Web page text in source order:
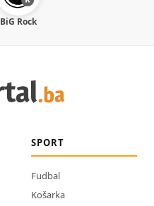
BiG Rock
SPORT
Fudbal
Košarka